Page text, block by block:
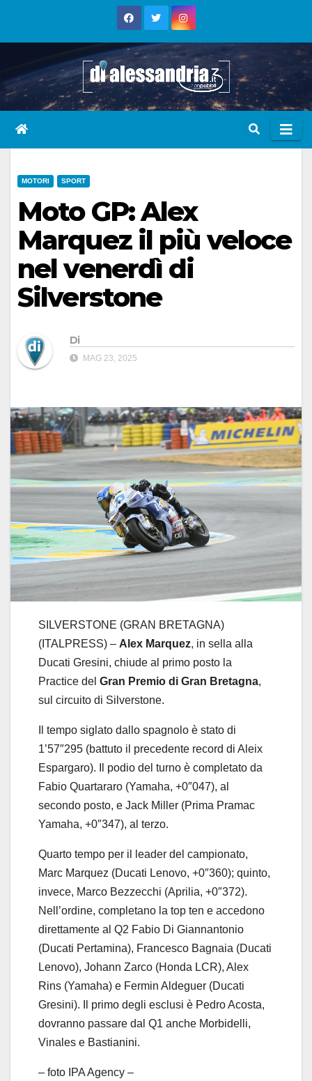
MOTORI SPORT
Moto GP: Alex
Marquez il più veloce
nel venerdì di
Silverstone
Di
MAG 23, 2025
SILVERSTONE (GRAN BRETAGNA)
(ITALPRESS) – Alex Marquez, in sella alla
Ducati Gresini, chiude al primo posto la
Practice del Gran Premio di Gran Bretagna,
sul circuito di Silverstone.
Il tempo siglato dallo spagnolo è stato di
1’57″295 (battuto il precedente record di Aleix
Espargaro). Il podio del turno è completato da
Fabio Quartararo (Yamaha, +0″047), al
secondo posto, e Jack Miller (Prima Pramac
Yamaha, +0″347), al terzo.
Quarto tempo per il leader del campionato,
Marc Marquez (Ducati Lenovo, +0″360); quinto,
invece, Marco Bezzecchi (Aprilia, +0″372).
Nell’ordine, completano la top ten e accedono
direttamente al Q2 Fabio Di Giannantonio
(Ducati Pertamina), Francesco Bagnaia (Ducati
Lenovo), Johann Zarco (Honda LCR), Alex
Rins (Yamaha) e Fermin Aldeguer (Ducati
Gresini). Il primo degli esclusi è Pedro Acosta,
dovranno passare dal Q1 anche Morbidelli,
Vinales e Bastianini.
– foto IPA Agency –